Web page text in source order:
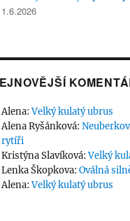
1.6.2026
Alena:Velký kulatý ubrus
Alena Ryšánková:
rytíři
Kristýna Slavíková:Velký
Lenka Škopkova:Oválná
Alena:Velký kulatý ubrus